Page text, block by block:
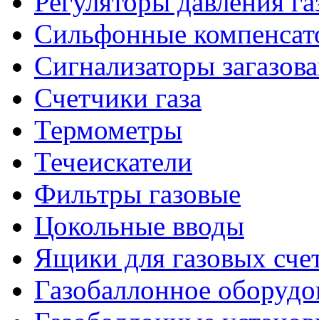
Сильфонные
Сигнализаторы
Счетчики газа
Термометры
Течеискатели
Фильтры газовые
Цокольные вводы
Ящики для газовых
Газобаллонное